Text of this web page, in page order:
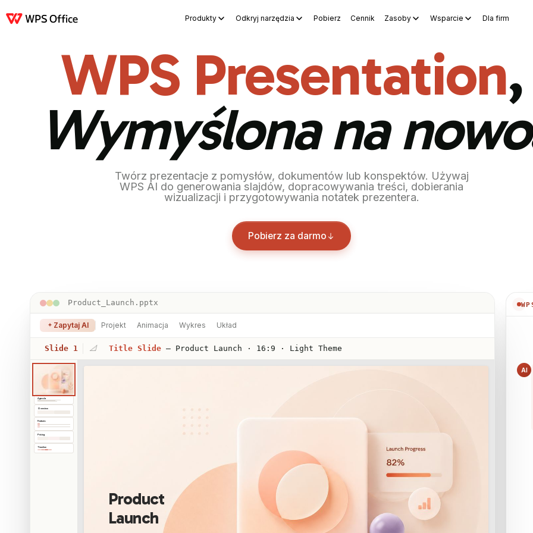
Produkty Odkryj narzędzia Pobierz Cennik Zasoby Wsparcie Dla firm
WPS Presentation,
Wymyślona na nowo
Twórz prezentacje z pomysłów, dokumentów lub konspektów. Używaj
WPS AI do generowania slajdów, dopracowywania treści, dobierania
wizualizacji i przygotowywania notatek prezentera.
Pobierz za darmo
AI
Product_Launch.pptx
Zapytaj AI Projekt Animacja Wykres Układ
Slide 1 📐 Title Slide — Product Launch · 16:9 · Light Theme
Agenda
Overview
Features
Pricing
Timeline
Product
Launch